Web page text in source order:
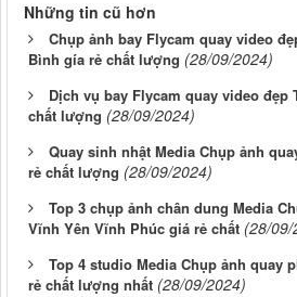
Những tin cũ hơn
Chụp ảnh bay Flycam quay video
Bình gía rẻ chất lượng (28/09/2024)
Dịch vụ bay Flycam quay video đẹp
chất lượng (28/09/2024)
Quay sinh nhật Media Chụp ảnh
rẻ chất lượng (28/09/2024)
Top 3 chụp ảnh chân dung Media
Vĩnh Yên Vĩnh Phúc giá rẻ chất (28/09/
Top 4 studio Media Chụp ảnh quay
rẻ chất lượng nhất (28/09/2024)